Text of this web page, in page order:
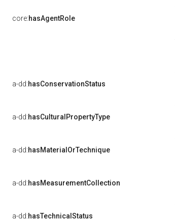
core:hasAgentRole
a-dd:hasConservationStatus
a-dd:hasCulturalPropertyType
a-dd:hasMaterialOrTechnique
a-dd:hasMeasurementCollection
a-dd:hasTechnicalStatus